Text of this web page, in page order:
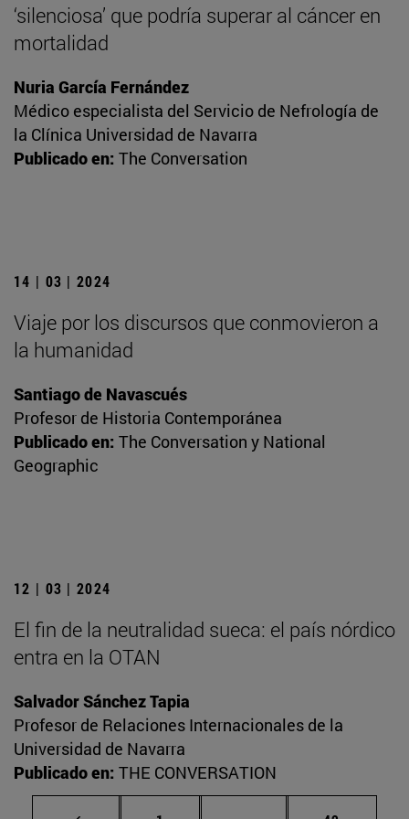
‘silenciosa’ que podría superar al cáncer en
mortalidad
Nuria García Fernández
Médico especialista del Servicio de Nefrología de
la Clínica Universidad de Navarra
Publicado en: The Conversation
14 | 03 | 2024
Viaje por los discursos que conmovieron a
la humanidad
Santiago de Navascués
Profesor de Historia Contemporánea
Publicado en: The Conversation y National
Geographic
12 | 03 | 2024
El fin de la neutralidad sueca: el país nórdico
entra en la OTAN
Salvador Sánchez Tapia
Profesor de Relaciones Internacionales de la
Universidad de Navarra
Publicado en: THE CONVERSATION